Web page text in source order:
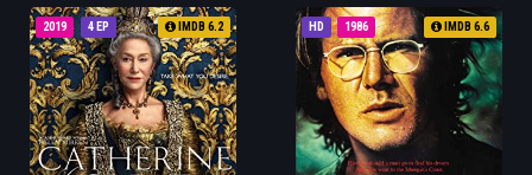
4 EP
2019 IMDB 6.2 HD 1986 IMDB 6.6